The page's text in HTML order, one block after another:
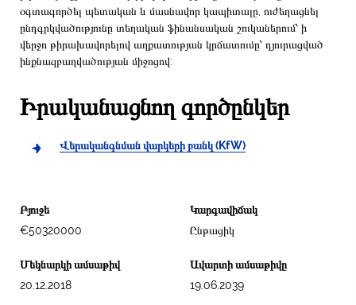
օգտագործել պետական և մասնավոր կապիտալը, ուժեղացնել
ընդգրկվածությունը տեղական ֆինանսական շուկաներում՝ ի
վերջո թիրախավորելով աղքատության կրճատումը՝ դյուրացված
ինքնազբաղվածության միջոցով:
Իրականացնող գործընկեր
Վերականգնման վարկերի բանկ (KfW)
Բյուջե
€50320000
Կարգավիճակ
Ընթացիկ
Մեկնարկի ամսաթիվ
20.12.2018
Ավարտի ամսաթիվը
19.06.2039